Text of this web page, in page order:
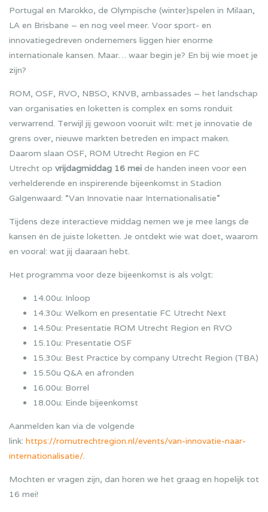
Portugal en Marokko, de Olympische (winter)spelen in Milaan,
LA en Brisbane – en nog veel meer. Voor sport- en
innovatiegedreven ondernemers liggen hier enorme
internationale kansen. Maar… waar begin je? En bij wie moet je
zijn?
ROM, OSF, RVO, NBSO, KNVB, ambassades – het landschap
van organisaties en loketten is complex en soms ronduit
verwarrend. Terwijl jij gewoon vooruit wilt: met je innovatie de
grens over, nieuwe markten betreden en impact maken.
Daarom slaan OSF, ROM Utrecht Region en FC
Utrecht op vrijdagmiddag 16 mei de handen ineen voor een
verhelderende en inspirerende bijeenkomst in Stadion
Galgenwaard: “Van Innovatie naar Internationalisatie”
Tijdens deze interactieve middag nemen we je mee langs de
kansen én de juiste loketten. Je ontdekt wie wat doet, waarom
en vooral: wat jij daaraan hebt.
Het programma voor deze bijeenkomst is als volgt:
14.00u: Inloop
14.30u: Welkom en presentatie FC Utrecht Next
14.50u: Presentatie ROM Utrecht Region en RVO
15.10u: Presentatie OSF
15.30u: Best Practice by company Utrecht Region (TBA)
15.50u Q&A en afronden
16.00u: Borrel
18.00u: Einde bijeenkomst
Aanmelden kan via de volgende
link: https://romutrechtregion.nl/events/van-innovatie-naar-
internationalisatie/.
Mochten er vragen zijn, dan horen we het graag en hopelijk tot
16 mei!